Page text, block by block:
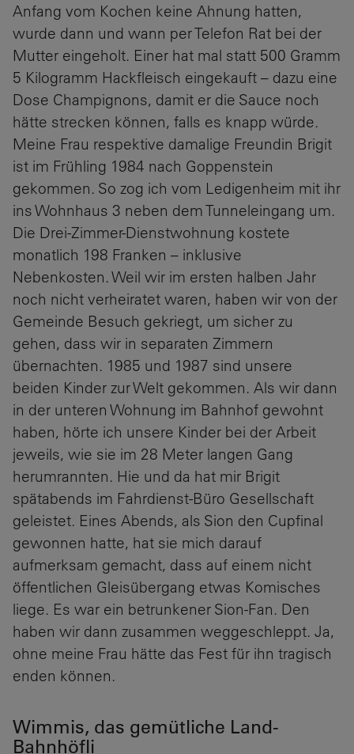
Anfang vom Kochen keine Ahnung hatten,
wurde dann und wann per Telefon Rat bei der
Mutter eingeholt. Einer hat mal statt 500 Gramm
5 Kilogramm Hackfleisch eingekauft – dazu eine
Dose Champignons, damit er die Sauce noch
hätte strecken können, falls es knapp würde.
Meine Frau respektive damalige Freundin Brigit
ist im Frühling 1984 nach Goppenstein
gekommen. So zog ich vom Ledigenheim mit ihr
ins Wohnhaus 3 neben dem Tunneleingang um.
Die Drei-Zimmer-Dienstwohnung kostete
monatlich 198 Franken – inklusive
Nebenkosten. Weil wir im ersten halben Jahr
noch nicht verheiratet waren, haben wir von der
Gemeinde Besuch gekriegt, um sicher zu
gehen, dass wir in separaten Zimmern
übernachten. 1985 und 1987 sind unsere
beiden Kinder zur Welt gekommen. Als wir dann
in der unteren Wohnung im Bahnhof gewohnt
haben, hörte ich unsere Kinder bei der Arbeit
jeweils, wie sie im 28 Meter langen Gang
herumrannten. Hie und da hat mir Brigit
spätabends im Fahrdienst-Büro Gesellschaft
geleistet. Eines Abends, als Sion den Cupfinal
gewonnen hatte, hat sie mich darauf
aufmerksam gemacht, dass auf einem nicht
öffentlichen Gleisübergang etwas Komisches
liege. Es war ein betrunkener Sion-Fan. Den
haben wir dann zusammen weggeschleppt. Ja,
ohne meine Frau hätte das Fest für ihn tragisch
enden können.
Wimmis, das gemütliche Land-
Bahnhöfli